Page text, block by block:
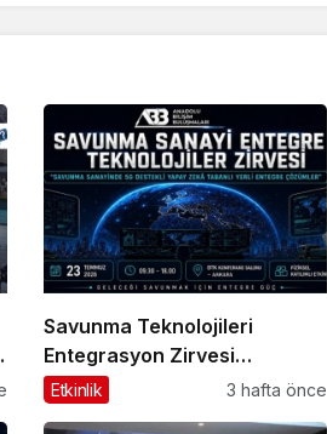
Savunma Teknolojileri
Entegrasyon Zirvesi
Ankara’da Gerçekleşecek!
Etkinlik 3 hafta önce